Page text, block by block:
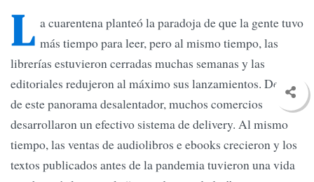
L a cuarentena planteó la paradoja de que la gente tuvo
más tiempo para leer, pero al mismo tiempo, las
librerías estuvieron cerradas muchas semanas y las
editoriales redujeron al máximo sus lanzamientos. Dentro
de este panorama desalentador, muchos comercios
desarrollaron un efectivo sistema de delivery. Al mismo
tiempo, las ventas de audiolibros e ebooks crecieron y los
textos publicados antes de la pandemia tuvieron una vida